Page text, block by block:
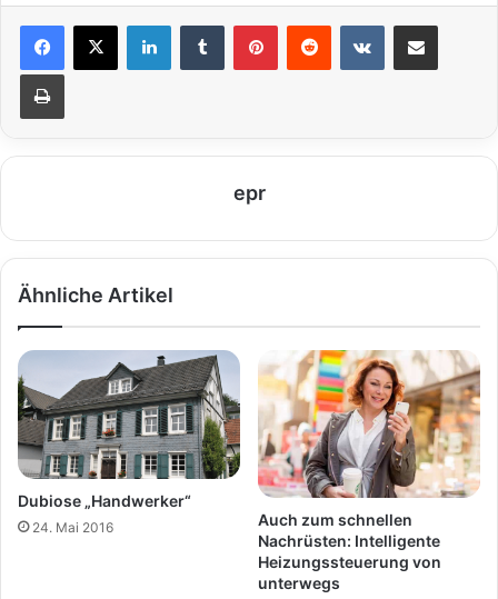
epr
Ähnliche Artikel
Dubiose „Handwerker“
24. Mai 2016
Auch zum schnellen
Nachrüsten: Intelligente
Heizungssteuerung von
unterwegs